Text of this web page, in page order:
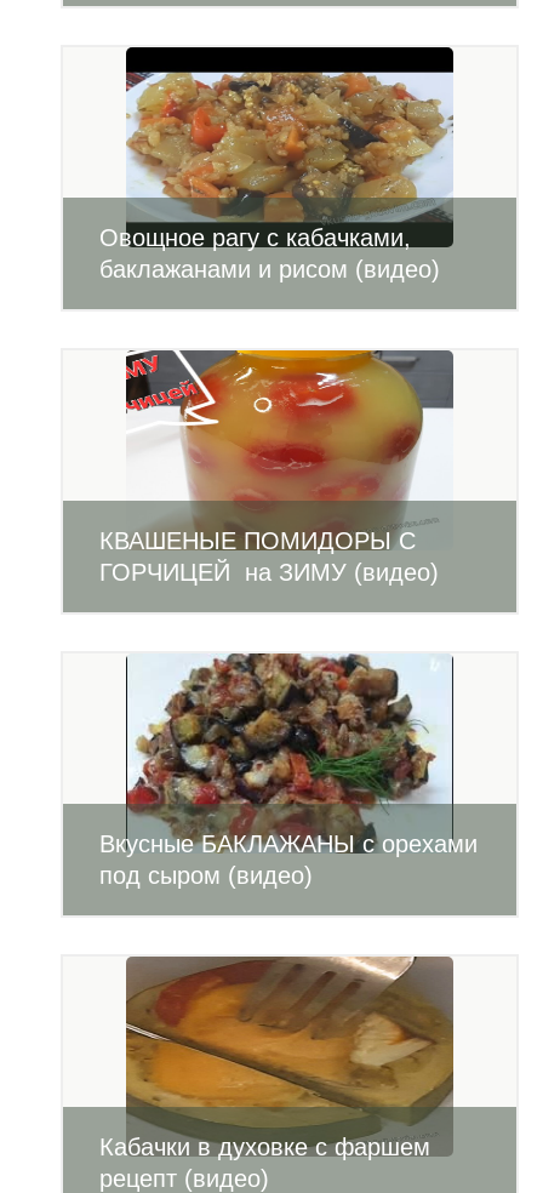
Овощное рагу с кабачками,
баклажанами и рисом (видео)
КВАШЕНЫЕ ПОМИДОРЫ С
ГОРЧИЦЕЙ на ЗИМУ (видео)
Вкусные БАКЛАЖАНЫ с орехами
под сыром (видео)
Кабачки в духовке с фаршем
рецепт (видео)